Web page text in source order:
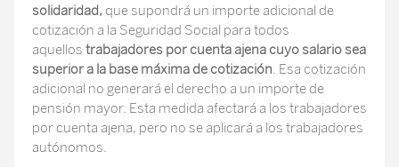
solidaridad, que supondrá un importe adicional de
cotización a la Seguridad Social para todos
aquellos trabajadores por cuenta ajena cuyo salario sea
superior a la base máxima de cotización . Esa cotización
adicional no generará el derecho a un importe de
pensión mayor. Esta medida afectará a los trabajadores
por cuenta ajena, pero no se aplicará a los trabajadores
autónomos.